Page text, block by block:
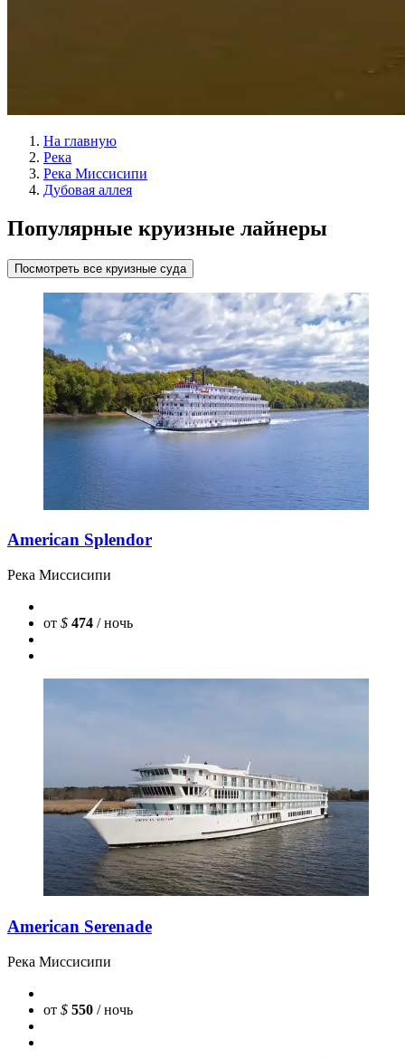
На главную
Река
Река Миссисипи
Дубовая аллея
Популярные круизные лайнеры
Посмотреть все круизные суда
American Splendor
Река Миссисипи
от $ 474 / ночь
American Serenade
Река Миссисипи
от $ 550 / ночь